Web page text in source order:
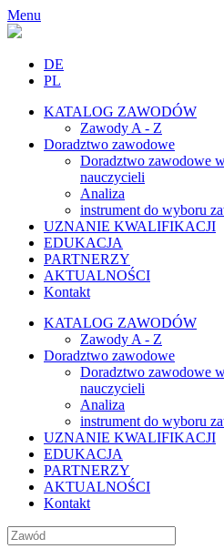
Menu
DE
PL
KATALOG ZAWODÓW
Zawody A - Z
Doradztwo zawodowe
Doradztwo zawodowe
nauczycieli
Analiza
instrument do wyboru
UZNANIE KWALIFIKACJI
EDUKACJA
PARTNERZY
AKTUALNOŚCI
Kontakt
KATALOG ZAWODÓW
Zawody A - Z
Doradztwo zawodowe
Doradztwo zawodowe
nauczycieli
Analiza
instrument do wyboru
UZNANIE KWALIFIKACJI
EDUKACJA
PARTNERZY
AKTUALNOŚCI
Kontakt